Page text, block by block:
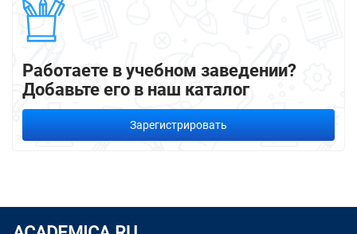
Работаете в учебном заведении?
Добавьте его в наш каталог
Зарегистрировать